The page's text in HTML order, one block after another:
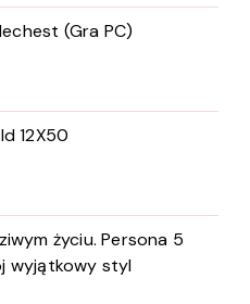
(Gra PC)
12X50
życiu. Persona 5
wyjątkowy styl